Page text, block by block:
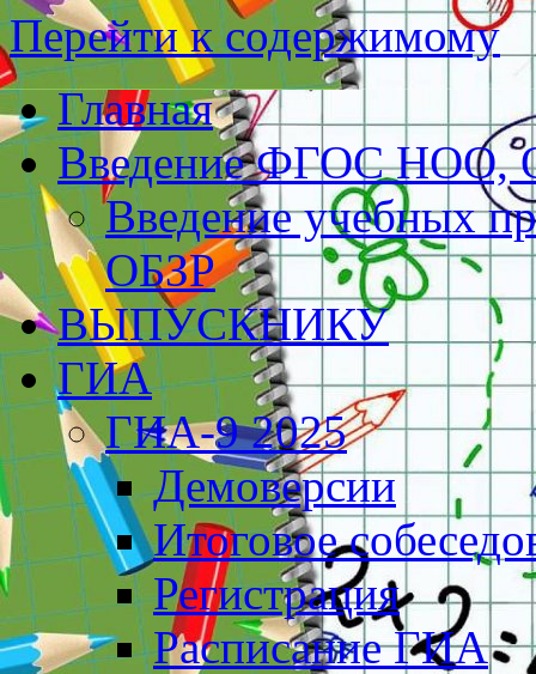
Перейти к содержимому
Главная
Введение ФГОС
Введение учебных
ОБЗР
ВЫПУСКНИКУ
ГИА
ГИА-9 2025
Демоверсии
Итоговое
Регистрация
Расписание ГИА